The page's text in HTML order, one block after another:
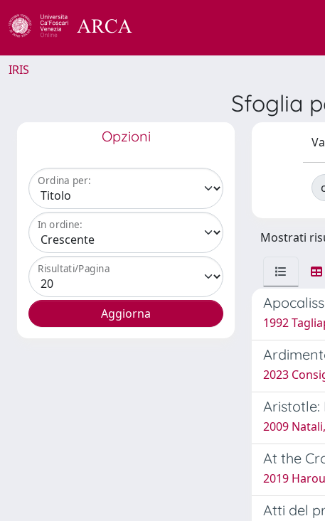
IRIS
Sfoglia
Opzioni
Ordina per:
In ordine:
Risultati/Pagina
Mostrati
1992
2023
2009
At the
2019
Atti del